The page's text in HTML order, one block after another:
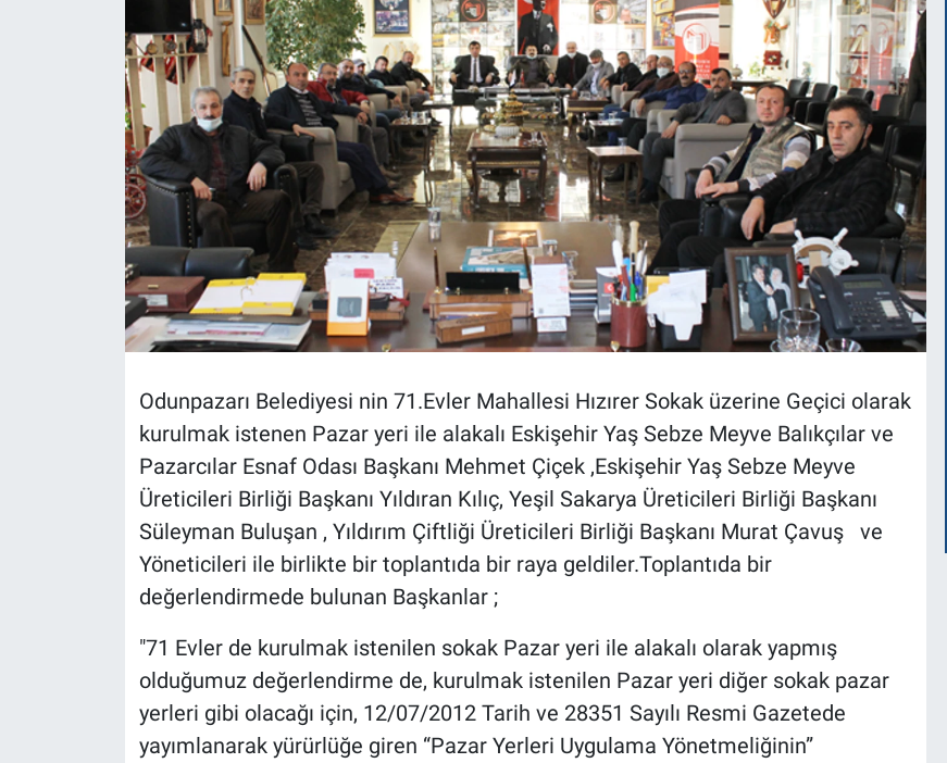
Odunpazarı Belediyesi nin 71.Evler Mahallesi Hızırer Sokak üzerine Geçici olarak
kurulmak istenen Pazar yeri ile alakalı Eskişehir Yaş Sebze Meyve Balıkçılar ve
Pazarcılar Esnaf Odası Başkanı Mehmet Çiçek ,Eskişehir Yaş Sebze Meyve
Üreticileri Birliği Başkanı Yıldıran Kılıç, Yeşil Sakarya Üreticileri Birliği Başkanı
Süleyman Buluşan , Yıldırım Çiftliği Üreticileri Birliği Başkanı Murat Çavuş ve
Yöneticileri ile birlikte bir toplantıda bir raya geldiler.Toplantıda bir
değerlendirmede bulunan Başkanlar ;
"71 Evler de kurulmak istenilen sokak Pazar yeri ile alakalı olarak yapmış
olduğumuz değerlendirme de, kurulmak istenilen Pazar yeri diğer sokak pazar
yerleri gibi olacağı için, 12/07/2012 Tarih ve 28351 Sayılı Resmi Gazetede
yayımlanarak yürürlüğe giren “Pazar Yerleri Uygulama Yönetmeliğinin”
Politika
Kütahya
Bilim ve Teknoloji